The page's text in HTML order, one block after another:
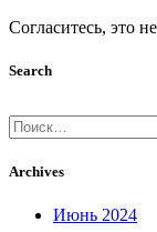
Согласитесь, это
Search
Найти:
Archives
Июнь 2024